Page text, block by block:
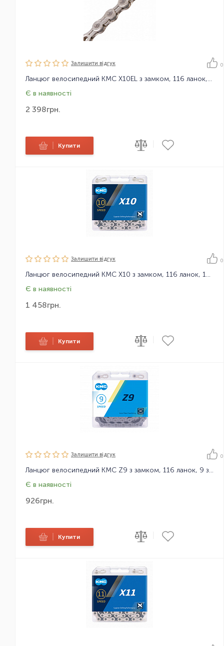
Залишити вiдгук 0
Ланцюг велосипедний KMC X10EL з замком, 116 ланок, 10 зірок
Є в наявності
2 398грн.
Купити
Залишити вiдгук 0
Ланцюг велосипедний KMC X10 з замком, 116 ланок, 10 зірок
Є в наявності
1 458грн.
Купити
Залишити вiдгук 0
Ланцюг велосипедний KMC Z9 з замком, 116 ланок, 9 зірок
Є в наявності
926грн.
Купити